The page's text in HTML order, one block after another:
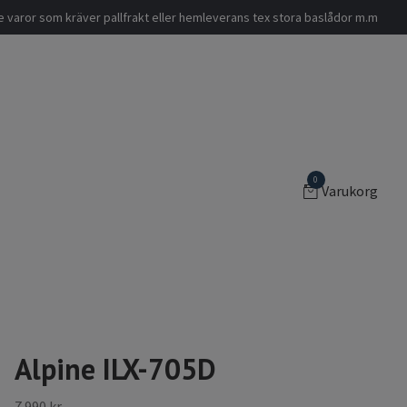
varor som kräver pallfrakt eller hemleverans tex stora baslådor m.m
0
Varukorg
Alpine ILX-705D